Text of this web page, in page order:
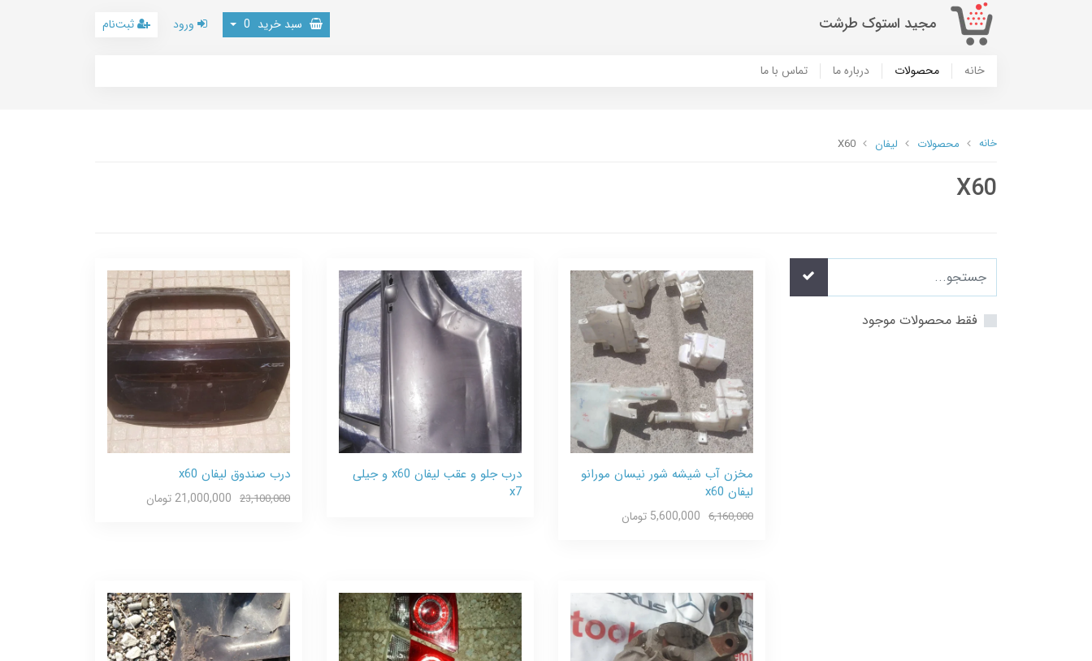
مجید استوک طرشت سبد خرید 0 ورود ثبت‌نام
خانه محصولات درباره ما تماس با ما
خانه محصولات لیفان X60
X60
فقط محصولات موجود
مخزن آب شیشه شور نیسان مورانو
لیفان x60
6,160,000 5,600,000 تومان
درب جلو و عقب لیفان x60 و جیلی
x7
درب صندوق لیفان x60
23,100,000 21,000,000 تومان